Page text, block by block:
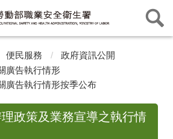
便民服務
政府資訊公開
廣告執行情形
廣告執行情形按季公布
政策及業務宣導之執行情